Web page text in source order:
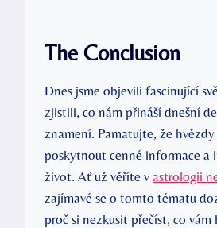
The Conclusion
Dnes jsme objevili fascinující
zjistili, co nám přináší dnešní
znamení. Pamatujte, že
poskytnout cenné informace a
život. Ať už věříte v astrologii
zajímavé se o tomto tématu
proč si nezkusit přečíst, co vám